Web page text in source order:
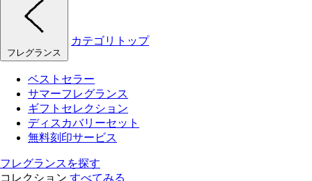
フレグランス
カテゴリトップ
ベストセラー
サマーフレグランス
ギフトセレクション
ディスカバリーセット
無料刻印サービス
フレグランスを探す
コレクション すべてみる